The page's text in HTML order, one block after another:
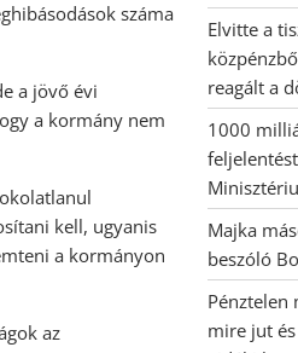
száma
a jövő évi
a kormány nem
kell, ugyanis
a kormányon
az
Elvitte a
reagált a
1000
Majka
beszóló
Pénztelen
mire jut